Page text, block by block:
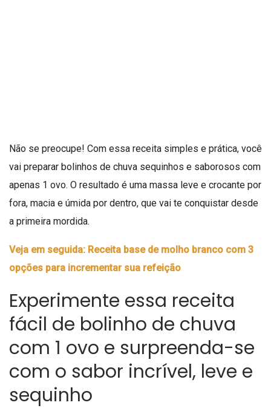
Não se preocupe! Com essa receita simples e prática, você
vai preparar bolinhos de chuva sequinhos e saborosos com
apenas 1 ovo. O resultado é uma massa leve e crocante por
fora, macia e úmida por dentro, que vai te conquistar desde
a primeira mordida.
Veja em seguida: Receita base de molho branco com 3
opções para incrementar sua refeição
Experimente essa receita
fácil de bolinho de chuva
com 1 ovo e surpreenda-se
com o sabor incrível, leve e
sequinho